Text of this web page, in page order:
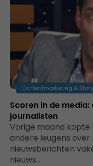
Contentmarketing &
Scoren in de media:
journalisten
Vorige maand kopte
andere leugens
nieuwsberichten
nieuws…